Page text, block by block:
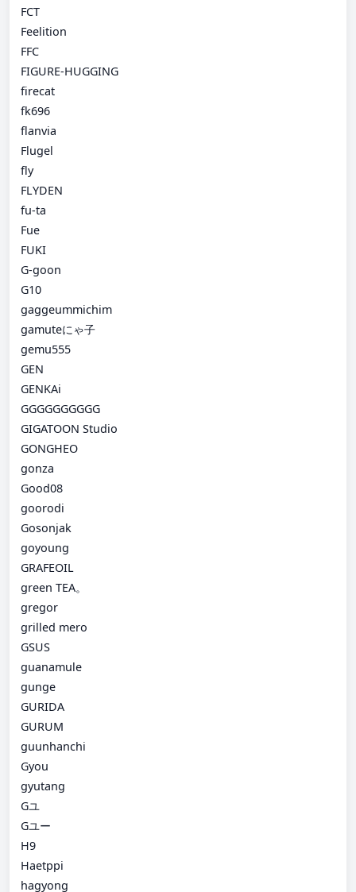
FCT
Feelition
FFC
FIGURE-HUGGING
firecat
fk696
flanvia
Flugel
fly
FLYDEN
fu-ta
Fue
FUKI
G-goon
G10
gaggeummichim
gamuteにゃ子
gemu555
GEN
GENKAi
GGGGGGGGGG
GIGATOON Studio
GONGHEO
gonza
Good08
goorodi
Gosonjak
goyoung
GRAFEOIL
green TEA。
gregor
grilled mero
GSUS
guanamule
gunge
GURIDA
GURUM
guunhanchi
Gyou
gyutang
Gユ
Gユー
H9
Haetppi
hagyong